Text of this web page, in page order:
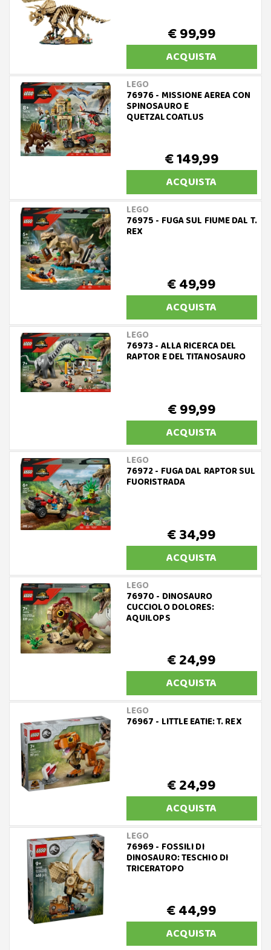
€ 99,99
ACQUISTA
LEGO
76976 - MISSIONE AEREA CON
SPINOSAURO E
QUETZALCOATLUS
€ 149,99
ACQUISTA
LEGO
76975 - FUGA SUL FIUME DAL T.
REX
€ 49,99
ACQUISTA
LEGO
76973 - ALLA RICERCA DEL
RAPTOR E DEL TITANOSAURO
€ 99,99
ACQUISTA
LEGO
76972 - FUGA DAL RAPTOR SUL
FUORISTRADA
€ 34,99
ACQUISTA
LEGO
76970 - DINOSAURO
CUCCIOLO DOLORES:
AQUILOPS
€ 24,99
ACQUISTA
LEGO
76967 - LITTLE EATIE: T. REX
€ 24,99
ACQUISTA
LEGO
76969 - FOSSILI DI
DINOSAURO: TESCHIO DI
TRICERATOPO
€ 44,99
ACQUISTA